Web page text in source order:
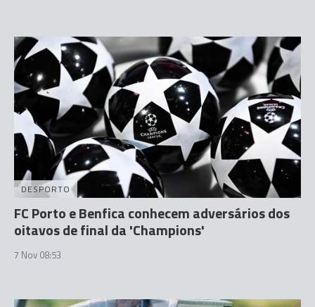
DESPORTO
FC Porto e Benfica conhecem adversários dos
oitavos de final da 'Champions'
7 Nov 08:53